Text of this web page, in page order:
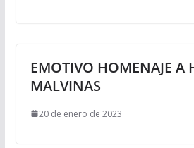
EMOTIVO HOMENAJE A
MALVINAS
20 de enero de 2023